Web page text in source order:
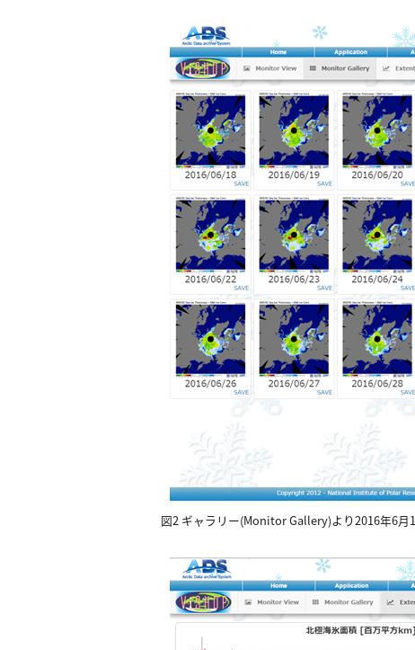
図2 ギャラリー(Monitor Gallery)より2016年6